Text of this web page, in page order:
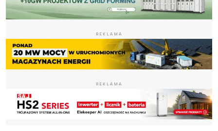
REKLAMA
REKLAMA